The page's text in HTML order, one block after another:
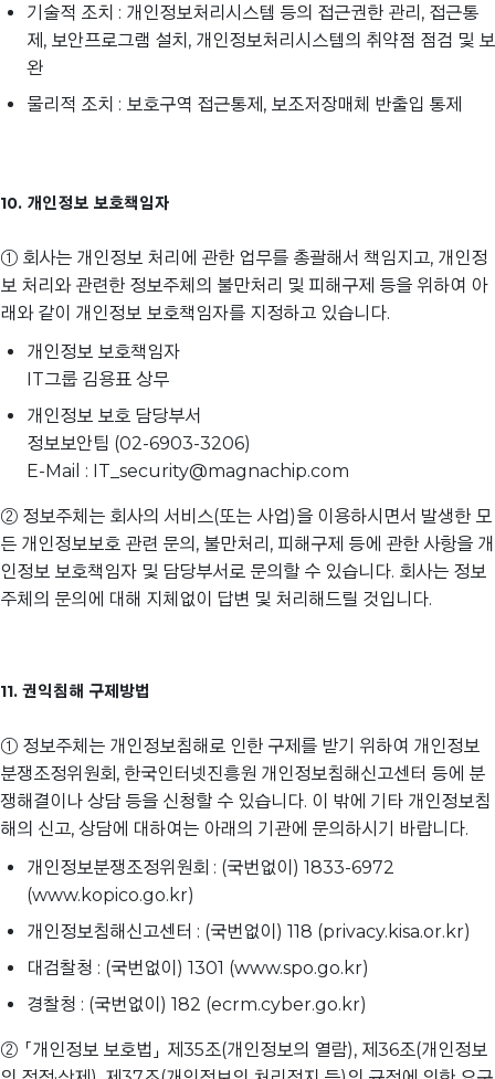
기술적 조치 : 개인정보처리시스템 등의 접근권한 관리, 접근통
제, 보안프로그램 설치, 개인정보처리시스템의 취약점 점검 및 보
완
물리적 조치 : 보호구역 접근통제, 보조저장매체 반출입 통제
10. 개인정보 보호책임자
① 회사는 개인정보 처리에 관한 업무를 총괄해서 책임지고, 개인정
보 처리와 관련한 정보주체의 불만처리 및 피해구제 등을 위하여 아
래와 같이 개인정보 보호책임자를 지정하고 있습니다.
개인정보 보호책임자
IT그룹 김용표 상무
개인정보 보호 담당부서
정보보안팀 (02-6903-3206)
E-Mail : IT_security@magnachip.com
② 정보주체는 회사의 서비스(또는 사업)을 이용하시면서 발생한 모
든 개인정보보호 관련 문의, 불만처리, 피해구제 등에 관한 사항을 개
인정보 보호책임자 및 담당부서로 문의할 수 있습니다. 회사는 정보
주체의 문의에 대해 지체없이 답변 및 처리해드릴 것입니다.
11. 권익침해 구제방법
① 정보주체는 개인정보침해로 인한 구제를 받기 위하여 개인정보
분쟁조정위원회, 한국인터넷진흥원 개인정보침해신고센터 등에 분
쟁해결이나 상담 등을 신청할 수 있습니다. 이 밖에 기타 개인정보침
해의 신고, 상담에 대하여는 아래의 기관에 문의하시기 바랍니다.
개인정보분쟁조정위원회 : (국번없이) 1833-6972
(www.kopico.go.kr)
개인정보침해신고센터 : (국번없이) 118 (privacy.kisa.or.kr)
대검찰청 : (국번없이) 1301 (www.spo.go.kr)
경찰청 : (국번없이) 182 (ecrm.cyber.go.kr)
② 「개인정보 보호법」 제35조(개인정보의 열람), 제36조(개인정보